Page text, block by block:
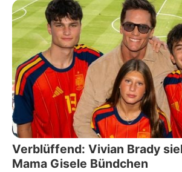
Verblüffend: Vivian Brady
Mama Gisele Bündchen